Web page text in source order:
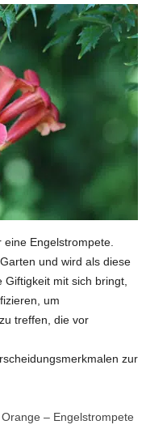
eine Engelstrompete.
und wird als diese
mit sich bringt,
um
treffen, die vor
zur
– Engelstrompete